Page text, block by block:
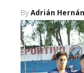
ByAdrián